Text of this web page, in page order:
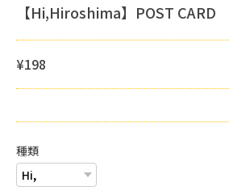
【Hi,Hiroshima】POST CARD
¥198
種類